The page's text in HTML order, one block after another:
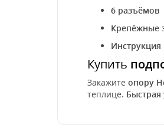
6 разъёмов
Крепёжные
Инструкция
Купить
Закажите опору
теплице. Быстрая